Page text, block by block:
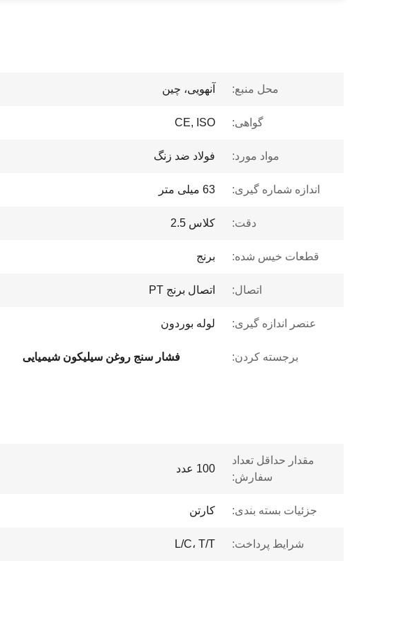
محل منبع: آنهویی، چین
گواهی: CE, ISO
مواد مورد: فولاد ضد زنگ
اندازه شماره گیری: 63 میلی متر
دقت: کلاس 2.5
قطعات خیس شده: برنج
اتصال: اتصال برنج PT
عنصر اندازه گیری: لوله بوردون
برجسته کردن: فشار سنج روغن سیلیکون شیمیایی
مقدار حداقل تعداد
سفارش:
100 عدد
جزئیات بسته بندی: کارتن
شرایط پرداخت: L/C، T/T